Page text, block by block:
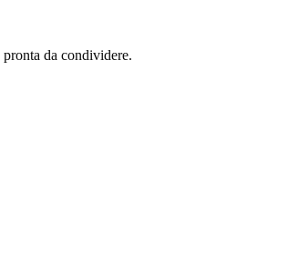
da condividere.